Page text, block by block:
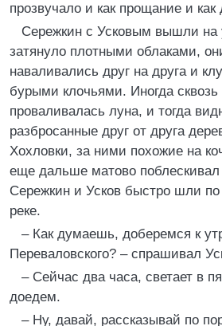
прозвучало и как прощание и как
Сережкин с Усковым вышли на
затянуло плотными облаками,
наваливались друг на друга и
бурыми клочьями. Иногда
проваливалась луна, и тогда
разбросанные друг от друга
Хохловки, за ними похожие на
еще дальше матово
Сережкин и Усков быстро шли по
реке.
– Как думаешь, доберемся к
Переваловского? – спрашивал
– Сейчас два часа, светает в
доедем.
– Ну, давай, рассказывай по